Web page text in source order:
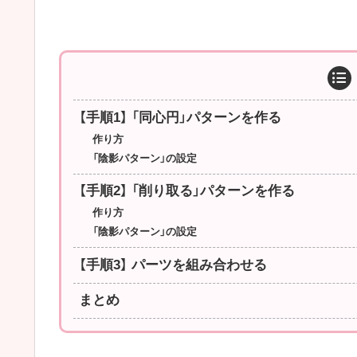
【手順1】 「同心円」パターンを作る
作り方
「陰影パターン」の設定
【手順2】 「削り取る」パターンを作る
作り方
「陰影パターン」の設定
【手順3】 パーツを組み合わせる
まとめ